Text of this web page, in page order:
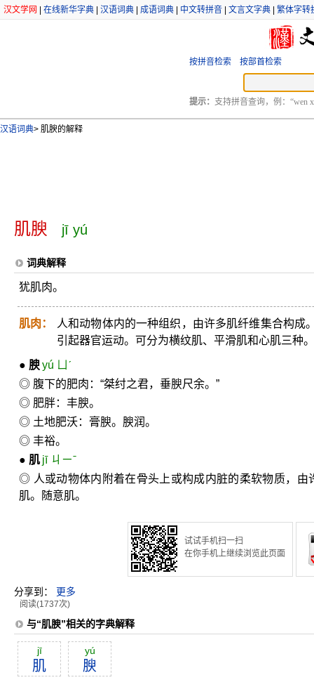
汉文学网 在线新华字典 汉语词典 成语词典 中文转拼音 文言文字典 繁体字转
按拼音检索 按部首检索
提示： 支持拼音查询，例：“wen
汉语词典> 肌腴的解释
肌腴 jī yú
词典解释
犹肌肉。
肌肉：
人和动物体内的一种组织，由许多肌纤维集合构成
引起器官运动。可分为横纹肌、平滑肌和心肌三种
● 腴 yú ㄩˊ
◎ 腹下的肥肉：“桀纣之君，垂腴尺余。”
◎ 肥胖：丰腴。
◎ 土地肥沃：膏腴。腴润。
◎ 丰裕。
● 肌 jī ㄐㄧˉ
◎ 人或动物体内附着在骨头上或构成内脏的柔软物质，由
肌。随意肌。
试试手机扫一扫
在你手机上继续浏览此页面
分享到： 更多
阅读(1737次)
与“肌腴”相关的字典解释
jī
肌
yú
腴